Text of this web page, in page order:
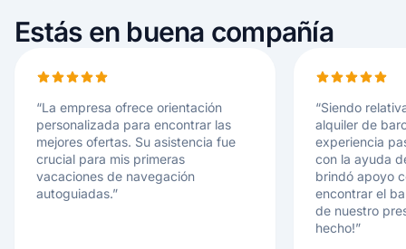
Estás en buena compañía
“La empresa ofrece orientación
personalizada para encontrar las
mejores ofertas. Su asistencia fue
crucial para mis primeras
vacaciones de navegación
autoguiadas.”
“Siendo
alquiler de
experiencia
con la ayuda
brindó apoyo
encontrar el
de nuestro
hecho!”